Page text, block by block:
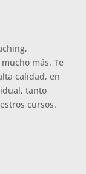
más. Te
calidad, en
tanto
cursos.